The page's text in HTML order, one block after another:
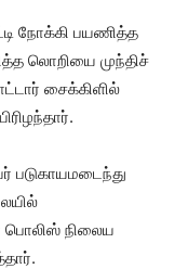
நோக்கி பயணித்த
லொறியை முந்திச்
சைக்கிளில்
பொலிஸ் நிலைய